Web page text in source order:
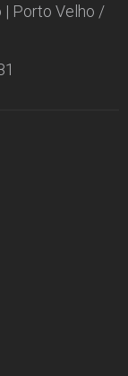
| Porto Velho /